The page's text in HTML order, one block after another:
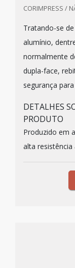
CORIMPRESS /
Tratando-se
alumínio,
normalmente
dupla-face,
segurança
DETALHES
PRODUTO
Produzido em
alta resistência